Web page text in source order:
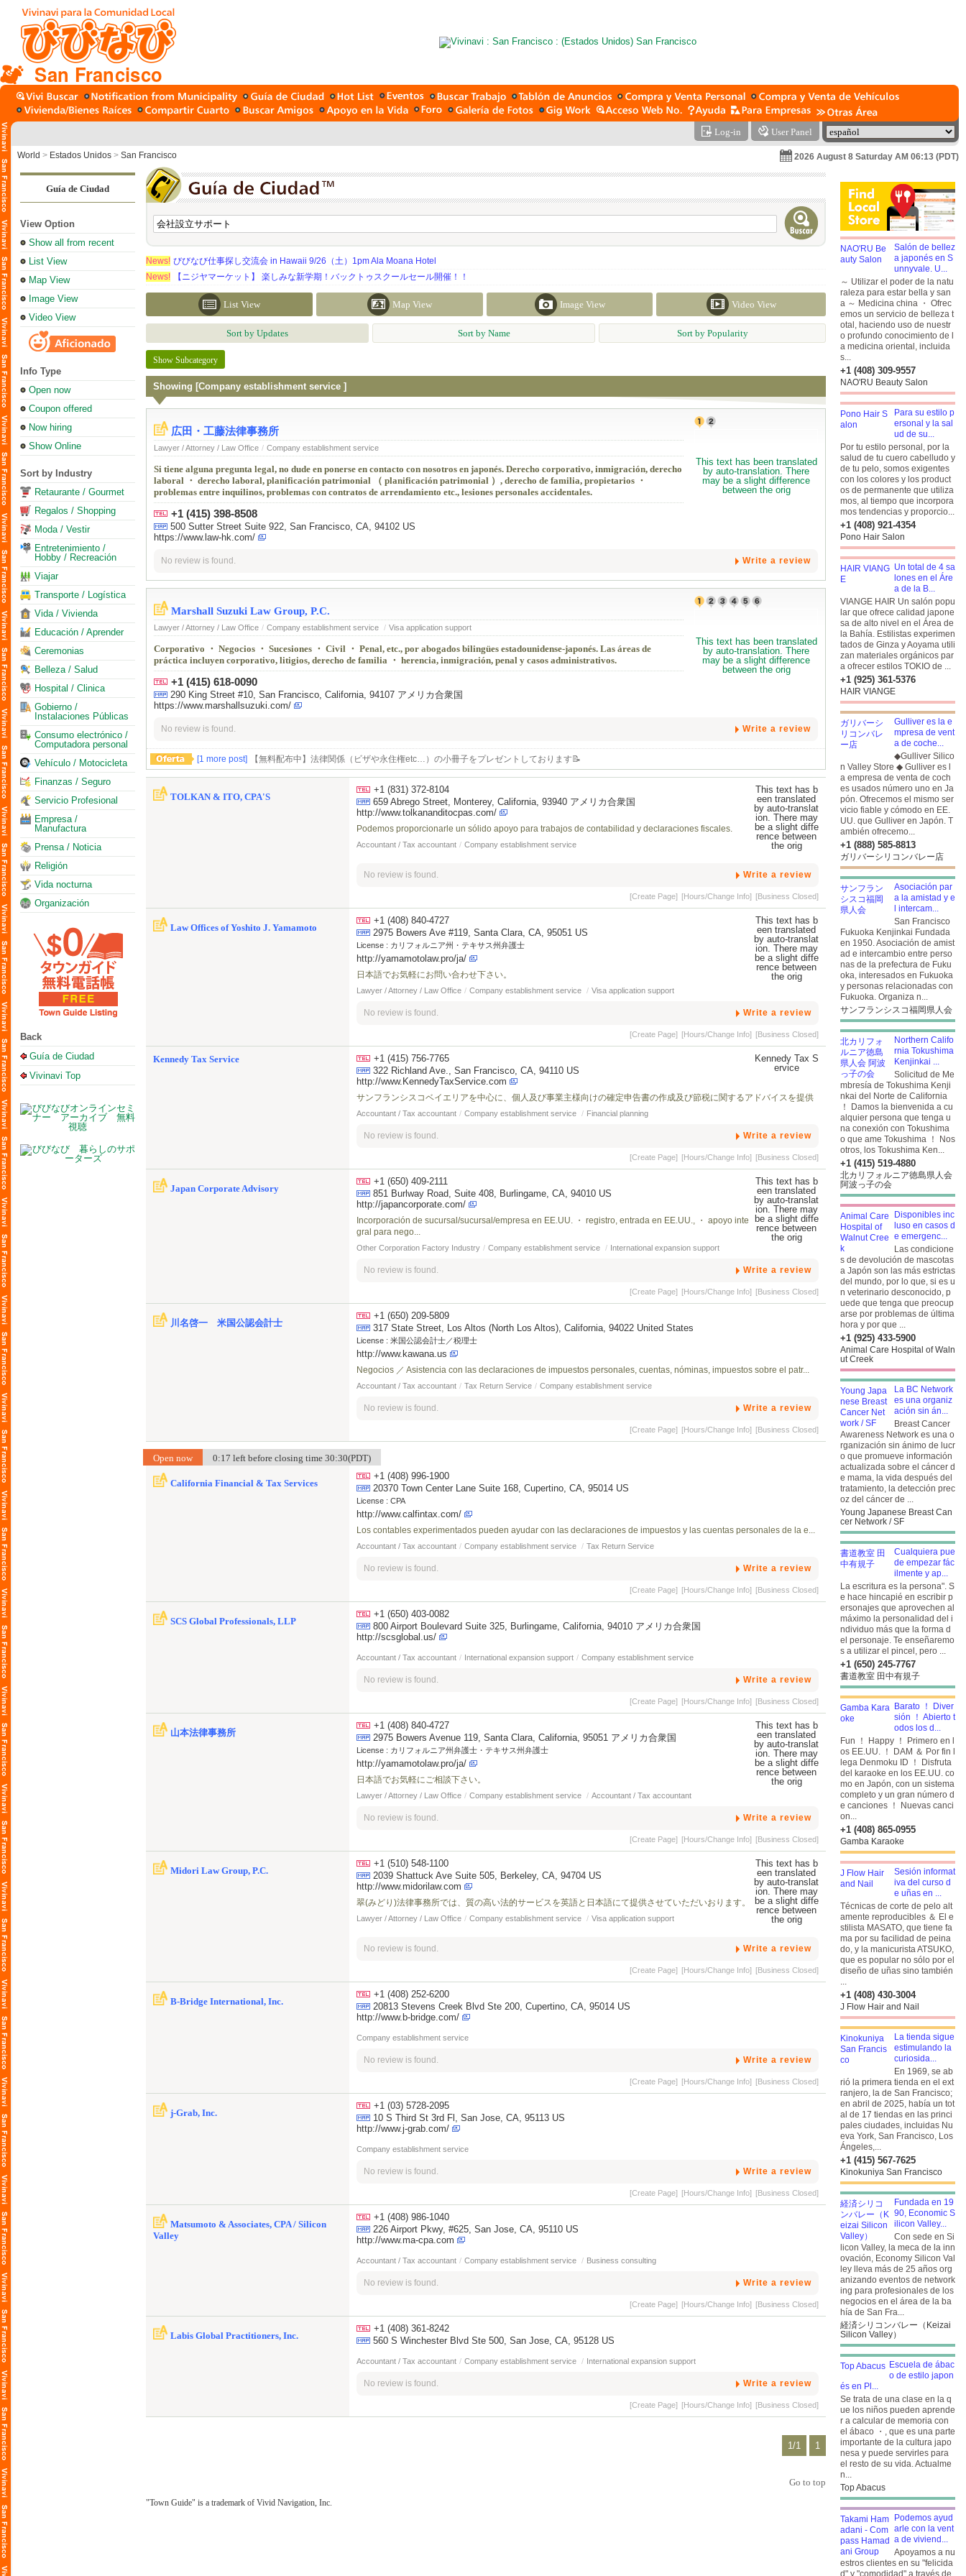
San Francisco
Log-in User Panel
World > Estados Unidos > San Francisco 2026 August 8 Saturday AM 06:13 (PDT)
Guía de Ciudad
View Option
Show all from recent
List View
Map View
Image View
Video View
Info Type
Open now
Coupon offered
Now hiring
Show Online
Sort by Industry
Retaurante / Gourmet
Regalos / Shopping
Moda / Vestir
Entretenimiento /
Hobby / Recreación
Viajar
Transporte / Logística
Vida / Vivienda
Educación / Aprender
Ceremonias
Belleza / Salud
Hospital / Clinica
Gobierno /
Instalaciones Públicas
Consumo electrónico /
Computadora personal
Vehículo / Motocicleta
Finanzas / Seguro
Servicio Profesional
Empresa /
Manufactura
Prensa / Noticia
Religión
Vida nocturna
Organización
Back
Guía de Ciudad
Vivinavi Top
News! びびなび仕事探し交流会 in Hawaii 9/26（土）1pm Ala Moana Hotel
News!
【ニジヤマーケット】 楽しみな新学期！バックトゥスクールセール開催！！
List View Map View Image View Video View
Sort by Updates Sort by Name Sort by Popularity
Show Subcategory
Showing [Company establishment service ]
広田・工藤法律事務所
Lawyer / Attorney / Law Office / Company establishment service
Si tiene alguna pregunta legal, no dude en ponerse en contacto con nosotros en japonés. Derecho corporativo, inmigración, derecho
laboral ・ derecho laboral, planificación patrimonial （ planificación patrimonial ）, derecho de familia, propietarios ・
problemas entre inquilinos, problemas con contratos de arrendamiento etc., lesiones personales accidentales.
+1 (415) 398-8508
500 Sutter Street Suite 922, San Francisco, CA, 94102 US
https://www.law-hk.com/
No review is found. Write a review
Marshall Suzuki Law Group, P.C.
Lawyer / Attorney / Law Office / Company establishment service / Visa application support
Corporativo ・ Negocios ・ Sucesiones ・ Civil ・ Penal, etc., por abogados bilingües estadounidense-japonés. Las áreas de
práctica incluyen corporativo, litigios, derecho de familia ・ herencia, inmigración, penal y casos administrativos.
+1 (415) 618-0090
290 King Street #10, San Francisco, California, 94107 アメリカ合衆国
https://www.marshallsuzuki.com/
No review is found. Write a review
[1 more post] 【無料配布中】法律関係（ビザや永住権etc…）の小冊子をプレゼントしております📝
TOLKAN & ITO, CPA'S
+1 (831) 372-8104
659 Abrego Street, Monterey, California, 93940 アメリカ合衆国
http://www.tolkananditocpas.com/
Podemos proporcionarle un sólido apoyo para trabajos de contabilidad y declaraciones fiscales.
Accountant / Tax accountant / Company establishment service
No review is found. Write a review
[Create Page] [Hours/Change Info] [Business Closed]
Law Offices of Yoshito J. Yamamoto
+1 (408) 840-4727
2975 Bowers Ave #119, Santa Clara, CA, 95051 US
License : カリフォルニア州・テキサス州弁護士
http://yamamotolaw.pro/ja/
日本語でお気軽にお問い合わせ下さい。
Lawyer / Attorney / Law Office / Company establishment service / Visa application support
No review is found. Write a review
[Create Page] [Hours/Change Info] [Business Closed]
Kennedy Tax Service
+1 (415) 756-7765
322 Richland Ave., San Francisco, CA, 94110 US
http://www.KennedyTaxService.com
サンフランシスコベイエリアを中心に、個人及び事業主様向けの確定申告書の作成及び節税に関するアドバイスを提供
Accountant / Tax accountant / Company establishment service / Financial planning
No review is found. Write a review
[Create Page] [Hours/Change Info] [Business Closed]
Japan Corporate Advisory
+1 (650) 409-2111
851 Burlway Road, Suite 408, Burlingame, CA, 94010 US
http://japancorporate.com/
Incorporación de sucursal/sucursal/empresa en EE.UU. ・ registro, entrada en EE.UU., ・ apoyo inte
gral para nego...
Other Corporation Factory Industry / Company establishment service / International expansion support
No review is found. Write a review
[Create Page] [Hours/Change Info] [Business Closed]
川名啓一 米国公認会計士
+1 (650) 209-5809
317 State Street, Los Altos (North Los Altos), California, 94022 United States
License : 米国公認会計士／税理士
http://www.kawana.us
Negocios ／ Asistencia con las declaraciones de impuestos personales, cuentas, nóminas, impuestos sobre el patr...
Accountant / Tax accountant / Tax Return Service / Company establishment service
No review is found. Write a review
[Create Page] [Hours/Change Info] [Business Closed]
Open now 0:17 left before closing time 30:30(PDT)
California Financial & Tax Services
+1 (408) 996-1900
20370 Town Center Lane Suite 168, Cupertino, CA, 95014 US
License : CPA
http://www.calfintax.com/
Los contables experimentados pueden ayudar con las declaraciones de impuestos y las cuentas personales de la e...
Accountant / Tax accountant / Company establishment service / Tax Return Service
No review is found. Write a review
[Create Page] [Hours/Change Info] [Business Closed]
SCS Global Professionals, LLP
+1 (650) 403-0082
800 Airport Boulevard Suite 325, Burlingame, California, 94010 アメリカ合衆国
http://scsglobal.us/
Accountant / Tax accountant / International expansion support / Company establishment service
No review is found. Write a review
[Create Page] [Hours/Change Info] [Business Closed]
山本法律事務所
+1 (408) 840-4727
2975 Bowers Avenue 119, Santa Clara, California, 95051 アメリカ合衆国
License : カリフォルニア州弁護士・テキサス州弁護士
http://yamamotolaw.pro/ja/
日本語でお気軽にご相談下さい。
Lawyer / Attorney / Law Office / Company establishment service / Accountant / Tax accountant
No review is found. Write a review
[Create Page] [Hours/Change Info] [Business Closed]
Midori Law Group, P.C.
+1 (510) 548-1100
2039 Shattuck Ave Suite 505, Berkeley, CA, 94704 US
http://www.midorilaw.com
翠(みどり)法律事務所では、質の高い法的サービスを英語と日本語にて提供させていただいおります。
Lawyer / Attorney / Law Office / Company establishment service / Visa application support
No review is found. Write a review
[Create Page] [Hours/Change Info] [Business Closed]
B-Bridge International, Inc.
+1 (408) 252-6200
20813 Stevens Creek Blvd Ste 200, Cupertino, CA, 95014 US
http://www.b-bridge.com/
Company establishment service
No review is found. Write a review
[Create Page] [Hours/Change Info] [Business Closed]
j-Grab, Inc.
+1 (03) 5728-2095
10 S Third St 3rd Fl, San Jose, CA, 95113 US
http://www.j-grab.com/
Company establishment service
No review is found. Write a review
[Create Page] [Hours/Change Info] [Business Closed]
Matsumoto & Associates, CPA / Silicon
Valley
+1 (408) 986-1040
226 Airport Pkwy, #625, San Jose, CA, 95110 US
http://www.ma-cpa.com
Accountant / Tax accountant / Company establishment service / Business consulting
No review is found. Write a review
[Create Page] [Hours/Change Info] [Business Closed]
Labis Global Practitioners, Inc.
+1 (408) 361-8242
560 S Winchester Blvd Ste 500, San Jose, CA, 95128 US
Accountant / Tax accountant / Company establishment service / International expansion support
No review is found. Write a review
[Create Page] [Hours/Change Info] [Business Closed]
1/1 1
Go to top
"Town Guide" is a trademark of Vivid Navigation, Inc.
Salón de bellez
a japonés en S
unnyvale. U...
～ Utilizar el poder de la natu
raleza para estar bella y san
a ～ Medicina china ・ Ofrec
emos un servicio de belleza t
otal, haciendo uso de nuestr
o profundo conocimiento de l
a medicina oriental, incluida
s...
+1 (408) 309-9557
NAO'RU Beauty Salon
Para su estilo p
ersonal y la sal
ud de su...
Por tu estilo personal, por la
salud de tu cuero cabelludo y
de tu pelo, somos exigentes
con los colores y los product
os de permanente que utiliza
mos, al tiempo que incorpora
mos tendencias y proporcio...
+1 (408) 921-4354
Pono Hair Salon
Un total de 4 sa
lones en el Áre
a de la B...
VIANGE HAIR Un salón popu
lar que ofrece calidad japone
sa de alto nivel en el Área de
la Bahía. Estilistas experimen
tados de Ginza y Aoyama utili
zan materiales orgánicos par
a ofrecer estilos TOKIO de ...
+1 (925) 361-5376
HAIR VIANGE
Gulliver es la e
mpresa de vent
a de coche...
◆Gulliver Silico
n Valley Store ◆ Gulliver es l
a empresa de venta de coch
es usados número uno en Ja
pón. Ofrecemos el mismo ser
vicio fiable y cómodo en EE.
UU. que Gulliver en Japón. T
ambién ofrecemo...
+1 (888) 585-8813
ガリバーシリコンバレー店
Asociación par
a la amistad y e
l intercam...
San Francisco
Fukuoka Kenjinkai Fundada
en 1950. Asociación de amist
ad e intercambio entre perso
nas de la prefectura de Fuku
oka, interesados en Fukuoka
y personas relacionadas con
Fukuoka. Organiza n...
サンフランシスコ福岡県人会
Northern Califo
rnia Tokushima
Kenjinkai ...
Solicitud de Me
mbresía de Tokushima Kenji
nkai del Norte de California
！ Damos la bienvenida a cu
alquier persona que tenga u
na conexión con Tokushima
o que ame Tokushima ！ Nos
otros, los Tokushima Ken...
+1 (415) 519-4880
北カリフォルニア徳島県人会
阿波っ子の会
Disponibles inc
luso en casos d
e emergenc...
Las condicione
s de devolución de mascotas
a Japón son las más estrictas
del mundo, por lo que, si es u
n veterinario desconocido, p
uede que tenga que preocup
arse por problemas de última
hora y por que ...
+1 (925) 433-5900
Animal Care Hospital of Waln
ut Creek
La BC Network
es una organiz
ación sin án...
Breast Cancer
Awareness Network es una o
rganización sin ánimo de lucr
o que promueve información
actualizada sobre el cáncer d
e mama, la vida después del
tratamiento, la detección prec
oz del cáncer de ...
Young Japanese Breast Can
cer Network / SF
Cualquiera pue
de empezar fác
ilmente y ap...
La escritura es la persona". S
e hace hincapié en escribir p
ersonajes que aprovechen al
máximo la personalidad del i
ndividuo más que la forma d
el personaje. Te enseñaremo
s a utilizar el pincel, pero ...
+1 (650) 245-7767
書道教室 田中有規子
Barato ！ Diver
sión ！ Abierto t
odos los d...
Fun ！ Happy ！ Primero en l
os EE.UU. ！ DAM ＆ Por fin l
lega Denmoku ID ！
Disfruta
del karaoke en los EE.UU. co
mo en Japón, con un sistema
completo y un gran número d
e canciones ！ Nuevas canci
on...
+1 (408) 865-0955
Gamba Karaoke
Sesión informat
iva del curso d
e uñas en ...
Técnicas de corte de pelo alt
amente reproducibles ＆ El e
stilista MASATO, que tiene fa
ma por su facilidad de peina
do, y la manicurista ATSUKO,
que es popular no sólo por el
diseño de uñas sino también
...
+1 (408) 430-3004
J Flow Hair and Nail
La tienda sigue
estimulando la
curiosida...
En 1969, se ab
rió la primera tienda en el ext
ranjero, la de San Francisco;
en abril de 2025, había un tot
al de 17 tiendas en las princi
pales ciudades, incluidas Nu
eva York, San Francisco, Los
Ángeles,...
+1 (415) 567-7625
Kinokuniya San Francisco
Fundada en 19
90, Economic S
ilicon Valley...
Con sede en Si
licon Valley, la meca de la inn
ovación, Economy Silicon Val
ley lleva más de 25 años org
anizando eventos de network
ing para profesionales de los
negocios en el área de la ba
hía de San Fra...
経済シリコンバレー（Keizai
Silicon Valley）
Escuela de ábac
o de estilo japon
és en Pl...
Se trata de una clase en la q
ue los niños pueden aprende
r a calcular de memoria con
el ábaco ・, que es una parte
importante de la cultura japo
nesa y puede servirles para
el resto de su vida. Actualme
n...
Top Abacus
Podemos ayud
arle con la vent
a de viviend...
Apoyamos a nu
estros clientes en su "felicida
d" y "comodidad" a través de